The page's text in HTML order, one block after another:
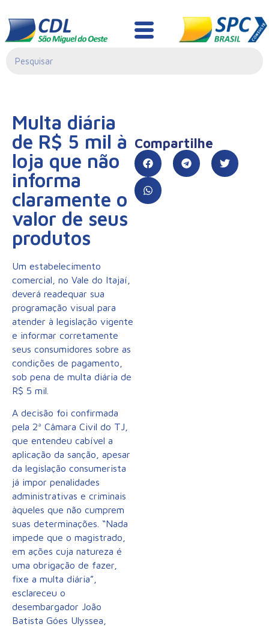
Informativo Jurídico
Multa diária
de R$ 5 mil à
loja que não
informa
claramente o
valor de seus
produtos
Um estabelecimento
comercial, no Vale do Itajaí,
deverá readequar sua
programação visual para
atender à legislação vigente
e informar corretamente
seus consumidores sobre as
condições de pagamento,
sob pena de multa diária de
R$ 5 mil.
A decisão foi confirmada
pela 2ª Câmara Civil do TJ,
que entendeu cabível a
aplicação da sanção, apesar
da legislação consumerista
já impor penalidades
administrativas e criminais
àqueles que não cumprem
suas determinações. “Nada
impede que o magistrado,
em ações cuja natureza é
uma obrigação de fazer,
fixe a multa diária”,
esclareceu o
desembargador João
Batista Góes Ulyssea,
Compartilhe